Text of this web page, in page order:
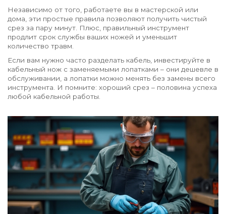
Независимо от того, работаете вы в мастерской или
дома, эти простые правила позволяют получить чистый
срез за пару минут. Плюс, правильный инструмент
продлит срок службы ваших ножей и уменьшит
количество травм.
Если вам нужно часто разделать кабель, инвестируйте в
кабельный нож с заменяемыми лопатками – они дешевле в
обслуживании, а лопатки можно менять без замены всего
инструмента. И помните: хороший срез – половина успеха
любой кабельной работы.